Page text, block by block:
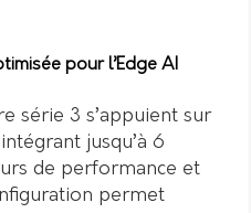
pour l’Edge AI
série 3 s’appuient sur
jusqu’à 6
de performance et
permet